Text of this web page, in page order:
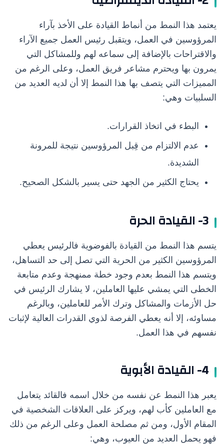
يعتمد هذا النمط من أنماط القيادة على الأخذ بآراء
المرؤوسين في العمل، ويتقبل رئيس العمل جميع الآراء
والاقتراحات بالإضافة إلى سماعه لهم وللمشاكل التي
يمرون بها ويحترم مشاعر فريق العمل، وعلى الرغم من
المميزات التي يتصف بها هذا النمط إلا أن لديه العديد من
السلبيات وهي:
البطء في اتخاذ القرارات.
عدم الالتزام من قِبل المرؤوسين نتيجة للمرونة
الشديدة.
يحتاج الكثير من الجهد حتى يسير بالشكل الصحيح.
3- القيادة الحرة
يتسم هذا النمط من القيادة بالفوضوية فالرئيس يعطي
المرؤوسين الكثير من الحرية التي تصل إلى حد التساهل،
ويتسم هذا النمط بعدم وجود خطة ممنهجة وعدم متابعة
الخطى التي يمشي عليها العاملين، لا يشارك الرئيس في
حل الأزمات والمشاكل وترك الأمر للعاملين، وبالرغم
مساوئه، إلا أنه يعطي الفرصة لذوي القدرات العالية لإثبات
نفسهم في هذا العمل.
4- القيادة الأبوية
يعبر هذا النمط عن نفسه من خلال اسمه فالقائد يتعامل
مع العاملين كأب لهم، ويركز على العلاقات الشخصية في
المقام الأول، ومن ثم مصلحة العمل وعلى الرغم من ذلك
فهو يحمل العديد من العيوب، وهي: